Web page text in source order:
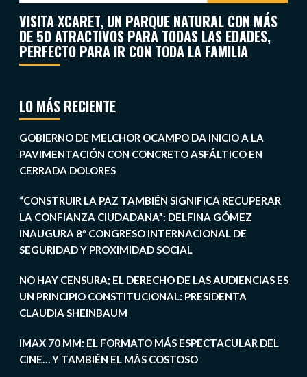
VISITA XCARET, UN PARQUE NATURAL CON MÁS
DE 50 ATRACTIVOS PARA TODAS LAS EDADES,
PERFECTO PARA IR CON TODA LA FAMILIA
LO MÁS RECIENTE
GOBIERNO DE MELCHOR OCAMPO DA INICIO A LA
PAVIMENTACIÓN CON CONCRETO ASFÁLTICO EN
CERRADA DOLORES
“CONSTRUIR LA PAZ TAMBIÉN SIGNIFICA RECUPERAR
LA CONFIANZA CIUDADANA”: DELFINA GÓMEZ
INAUGURA 8º CONGRESO INTERNACIONAL DE
SEGURIDAD Y PROXIMIDAD SOCIAL
NO HAY CENSURA; EL DERECHO DE LAS AUDIENCIAS ES
UN PRINCIPIO CONSTITUCIONAL: PRESIDENTA
CLAUDIA SHEINBAUM
IMAX 70 MM: EL FORMATO MÁS ESPECTACULAR DEL
CINE… Y TAMBIÉN EL MÁS COSTOSO